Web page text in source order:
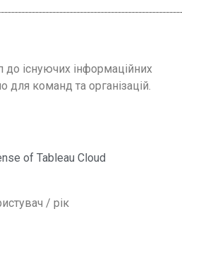
до існуючих інформаційних
для команд та організацій.
of Tableau Cloud
/ рік